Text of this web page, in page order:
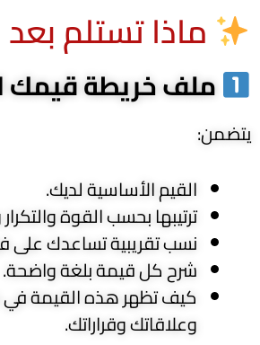
ماذا تستلم بعد
ملف خريطة قيمك
يتضمن:
القيم الأساسية لديك.
ترتيبها بحسب القوة
نسب تقريبية تساعدك على
شرح كل قيمة بلغة واضحة.
كيف تظهر هذه القيمة
وعلاقاتك وقراراتك.